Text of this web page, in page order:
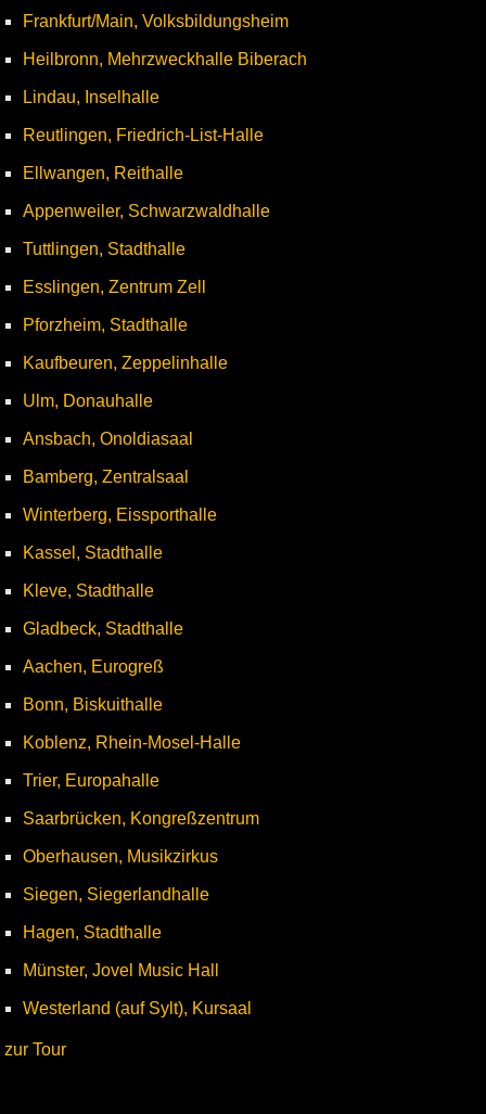
Frankfurt/Main, Volksbildungsheim
Heilbronn, Mehrzweckhalle Biberach
Lindau, Inselhalle
Reutlingen, Friedrich-List-Halle
Ellwangen, Reithalle
Appenweiler, Schwarzwaldhalle
Tuttlingen, Stadthalle
Esslingen, Zentrum Zell
Pforzheim, Stadthalle
Kaufbeuren, Zeppelinhalle
Ulm, Donauhalle
Ansbach, Onoldiasaal
Bamberg, Zentralsaal
Winterberg, Eissporthalle
Kassel, Stadthalle
Kleve, Stadthalle
Gladbeck, Stadthalle
Aachen, Eurogreß
Bonn, Biskuithalle
Koblenz, Rhein-Mosel-Halle
Trier, Europahalle
Saarbrücken, Kongreßzentrum
Oberhausen, Musikzirkus
Siegen, Siegerlandhalle
Hagen, Stadthalle
Münster, Jovel Music Hall
Westerland (auf Sylt), Kursaal
zur Tour